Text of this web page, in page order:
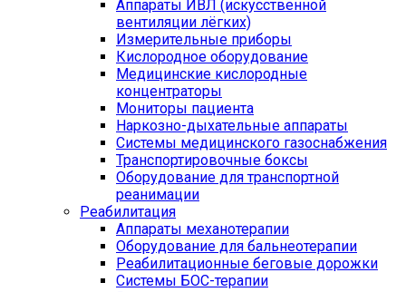
Аппараты ИВЛ (искусственной
вентиляции лёгких)
Измерительные приборы
Кислородное оборудование
Медицинские кислородные
концентраторы
Мониторы пациента
Наркозно-дыхательные аппараты
Системы медицинского газоснабжения
Транспортировочные боксы
Оборудование для транспортной
реанимации
Реабилитация
Аппараты механотерапии
Оборудование для бальнеотерапии
Реабилитационные беговые дорожки
Системы БОС-терапии